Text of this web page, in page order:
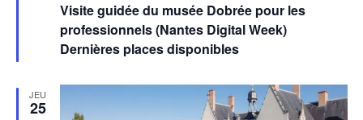
Visite guidée du musée Dobrée pour les
professionnels (Nantes Digital Week)
Dernières places disponibles
avant
JEU
25